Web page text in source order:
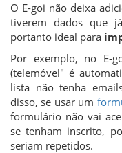
O E-goi não deixa
tiverem dados que
portanto ideal para
Por exemplo, no E-
(telemóvel" é
lista não tenha
disso, se usar um
formulário não vai
se tenham inscrito,
seriam repetidos.